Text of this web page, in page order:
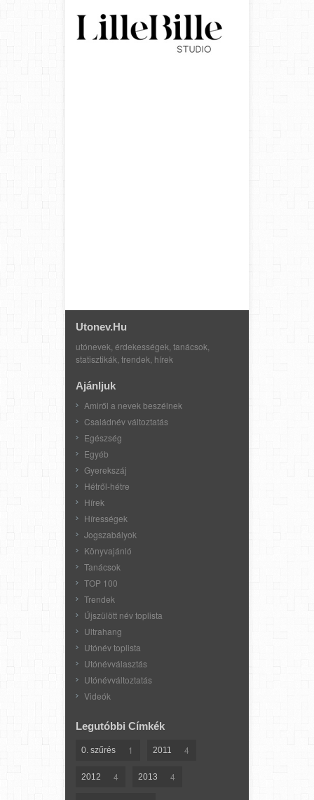
Utonev.hu
utónevek, érdekességek, tanácsok,
statisztikák, trendek, hírek
Ajánljuk
Amiről a nevek beszélnek
Családnév változtatás
Egészség
Egyéb
Gyerekszáj
Hétről-hétre
Hírek
Hírességek
Jogszabályok
Könyvajánló
Tanácsok
TOP 100
Trendek
Újszülött név toplista
Ultrahang
Utónév toplista
Utónévválasztás
Utónévváltoztatás
Videók
Legutóbbi Címkék
0. szűrés 1 2011 4
2012 4 2013 4